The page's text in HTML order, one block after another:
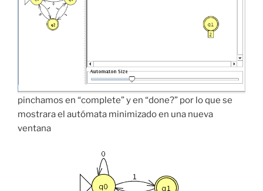
pinchamos en “complete” y en “done?” por lo que se
mostrara el autómata minimizado en una nueva
ventana